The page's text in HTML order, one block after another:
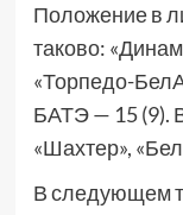
Положение в
таково:
«Торпедо-
БАТЭ — 15 (9).
«Шахтер»,
В следующем